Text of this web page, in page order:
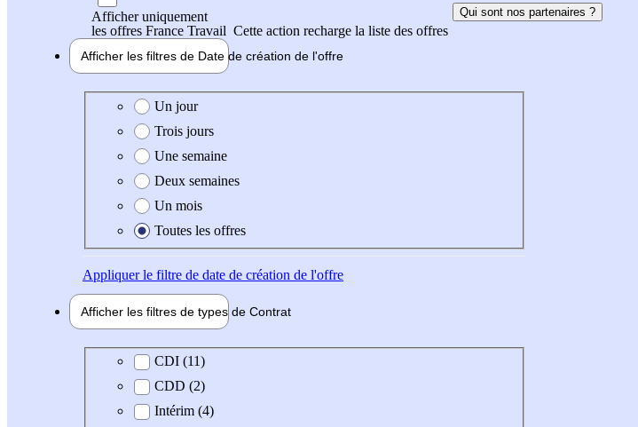
Afficher uniquement
les offres France Travail Cette action recharge la liste des offres
Qui sont nos partenaires ?
Afficher les filtres de Date de création de l'offre
Date de création de l'offre
Un jour
Trois jours
Une semaine
Deux semaines
Un mois
Toutes les offres
Appliquerle filtre de date de création de l'offre
Afficher les filtres de types de Contrat
Type de contratCDI (11)
CDD (2)
Intérim (4)